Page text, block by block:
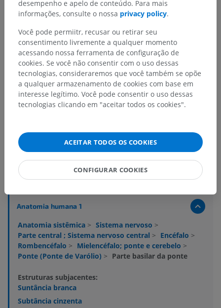
Hierarquia anatômica
Anatomia humana 2
Anatomia humana 1
Anatomia sistêmica > Sistema nervoso >
Parte central ; Sistema nervoso central > Encéfalo >
Rombencéfalo > Mielencéfalo; ponte e cerebelo >
Ponte (Ponte de Varólio) > Parte basilar da ponte
Estruturas subjacentes:
Suntância branca
Subtância cinzenta
desempenho e apelo de conteúdo. Para mais
informações, consulte o nossa privacy policy.
Você pode permiitr, recusar ou retirar seu
consentimento livremente a qualquer momento
acessando nossa ferramenta de configuração de
cookies. Se você não consentir com o uso dessas
tecnologias, consideraremos que você também se opõe
a qualquer armazenamento de cookies com base em
interesse legítimo. Você pode consentir o uso dessas
tecnologias clicando em "aceitar todos os cookies".
ACEITAR TODOS OS COOKIES
CONFIGURAR COOKIES